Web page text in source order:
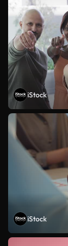
iStock
iStock